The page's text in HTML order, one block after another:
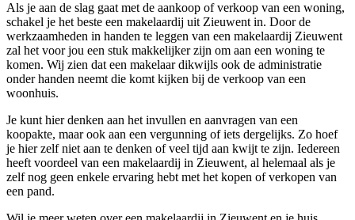
Als je aan de slag gaat met de aankoop of verkoop van een woning,
schakel je het beste een makelaardij uit Zieuwent in. Door de
werkzaamheden in handen te leggen van een makelaardij Zieuwent
zal het voor jou een stuk makkelijker zijn om aan een woning te
komen. Wij zien dat een makelaar dikwijls ook de administratie
onder handen neemt die komt kijken bij de verkoop van een
woonhuis.
Je kunt hier denken aan het invullen en aanvragen van een
koopakte, maar ook aan een vergunning of iets dergelijks. Zo hoef
je hier zelf niet aan te denken of veel tijd aan kwijt te zijn. Iedereen
heeft voordeel van een makelaardij in Zieuwent, al helemaal als je
zelf nog geen enkele ervaring hebt met het kopen of verkopen van
een pand.